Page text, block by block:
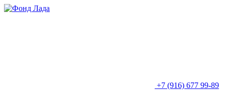
+7 (916) 677 99-89